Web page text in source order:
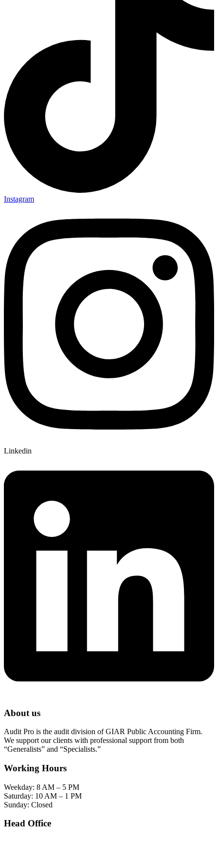
Instagram
Linkedin
About us
Audit Pro is the audit division of GIAR Public Accounting Firm.
We support our clients with professional support from both
“Generalists” and “Specialists.”
Working Hours
Weekday: 8 AM – 5 PM
Saturday: 10 AM – 1 PM
Sunday: Closed
Head Office